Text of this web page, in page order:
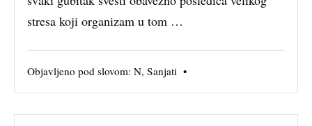
stresa koji organizam u tom …
Objavljeno pod slovom: N, Sanjati •